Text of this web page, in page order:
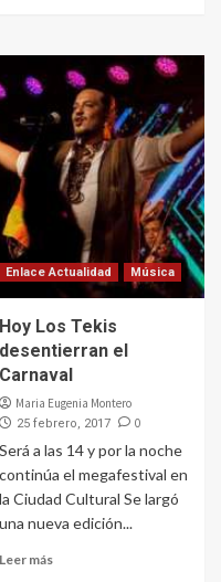
Enlace Actualidad Música
Hoy Los Tekis
desentierran el
Carnaval
Maria Eugenia Montero
25 febrero, 2017 0
Será a las 14 y por la noche
continúa el megafestival en
la Ciudad Cultural Se largó
una nueva edición...
Leer más